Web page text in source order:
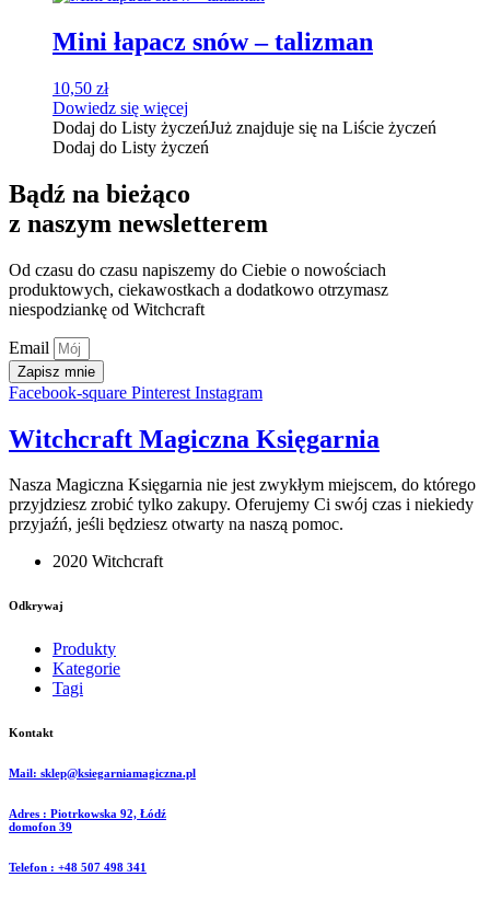
Mini łapacz snów – talizman
10,50 zł
Dowiedz się więcej
Dodaj do Listy życzeńJuż znajduje się na Liście życzeń
Dodaj do Listy życzeń
Bądź na bieżąco
z naszym newsletterem
Od czasu do czasu napiszemy do Ciebie o nowościach
produktowych, ciekawostkach a dodatkowo otrzymasz
niespodziankę od Witchcraft
Email
Zapisz mnie
Facebook-square Pinterest Instagram
Witchcraft Magiczna Księgarnia
Nasza Magiczna Księgarnia nie jest zwykłym miejscem, do którego
przyjdziesz zrobić tylko zakupy. Oferujemy Ci swój czas i niekiedy
przyjaźń, jeśli będziesz otwarty na naszą pomoc.
2020 Witchcraft
Odkrywaj
Produkty
Kategorie
Tagi
Kontakt
Mail: sklep@ksiegarniamagiczna.pl
Adres : Piotrkowska 92, Łódź
domofon 39
Telefon : +48 507 498 341